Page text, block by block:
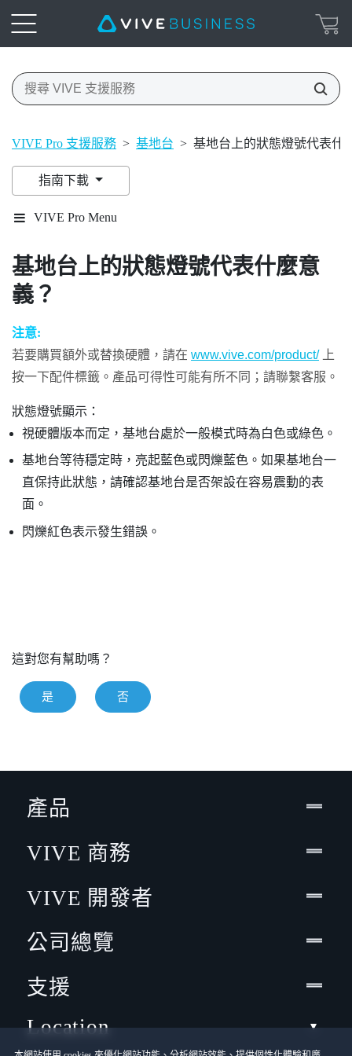
VIVE Pro 支援服務 > 基地台 > 基地台上的狀態燈號代表什
指南下載
VIVE Pro Menu
基地台上的狀態燈號代表什麼意
義？
注意:
若要購買額外或替換硬體，請在 www.vive.com/product/上
按一下配件標籤。產品可得性可能有所不同；請聯繫客服。
狀態燈號顯示：
視硬體版本而定，基地台處於一般模式時為白色或綠色。
基地台等待穩定時，亮起藍色或閃爍藍色。如果基地台一
直保持此狀態，請確認基地台是否架設在容易震動的表
面。
閃爍紅色表示發生錯誤。
這對您有幫助嗎？
是 否
產品
VIVE 商務
VIVE 開發者
公司總覽
支援
Location